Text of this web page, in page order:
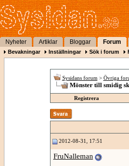
Nyheter Artiklar Bloggar Forum
Bevakningar Inställningar Sök i forum
Sysidans forum > Övriga
Mönster till smidig
Registrera
2012-08-31, 17:51
FruNalleman